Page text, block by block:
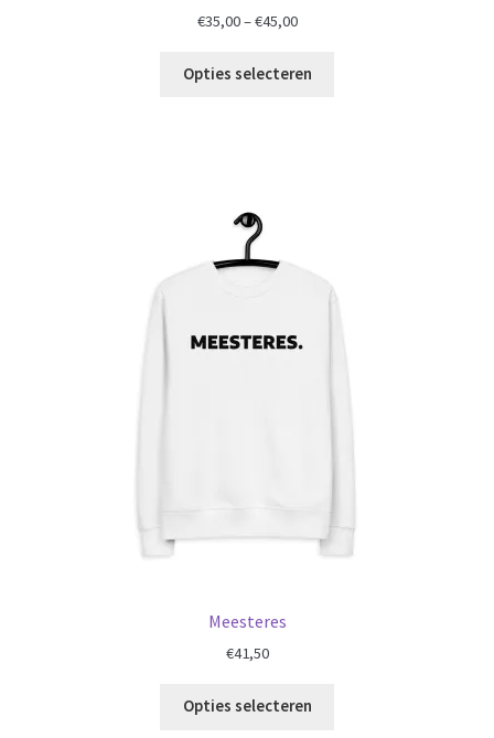
€35,00–€45,00
Opties selecteren
Meesteres
€41,50
Opties selecteren